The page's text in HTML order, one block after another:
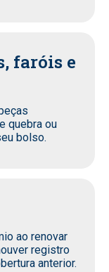
faróis e
quebra ou
bolso.
ao renovar
registro
anterior.